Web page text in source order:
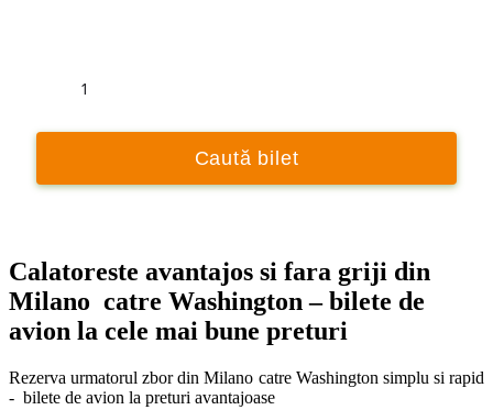
1
Caută bilet
Calatoreste avantajos si fara griji din
Milano  catre Washington – bilete de
avion la cele mai bune preturi
Rezerva urmatorul zbor din Milano catre Washington simplu si rapid
-  bilete de avion la preturi avantajoase